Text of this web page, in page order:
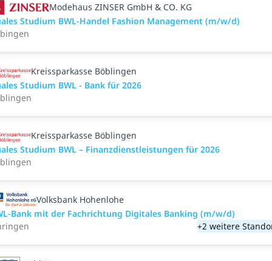
Modehaus ZINSER GmbH & CO. KG
Studium BWL-Handel Fashion Management (m/w/d)
Kreissparkasse Böblingen
Studium BWL - Bank für 2026
Kreissparkasse Böblingen
Studium BWL – Finanzdienstleistungen für 2026
Volksbank Hohenlohe
Bank mit der Fachrichtung Digitales Banking (m/w/d)
+2 weitere